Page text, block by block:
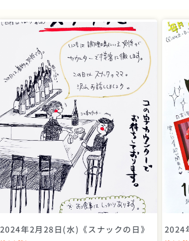
2024年2月28日(水)《スナックの日》 2024